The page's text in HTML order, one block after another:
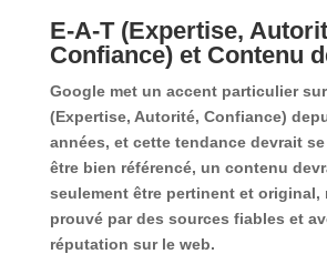
E-A-T (Expertise,
Confiance) et Contenu
Google met un accent particulier sur
(Expertise, Autorité, Confiance)
années, et cette tendance devrait
être bien référencé, un contenu
seulement être pertinent et original,
prouvé par des sources fiables et
réputation sur le web.